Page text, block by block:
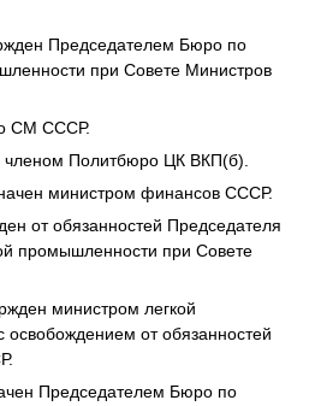
Председателем Бюро по
при Совете Министров
СМ СССР.
Политбюро ЦК ВКП(б).
министром финансов СССР.
от обязанностей Председателя
промышленности при Совете
министром легкой
от обязанностей
Председателем Бюро по